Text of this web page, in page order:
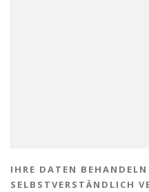
IHRE DATEN
SELBSTVERSTÄNDLICH